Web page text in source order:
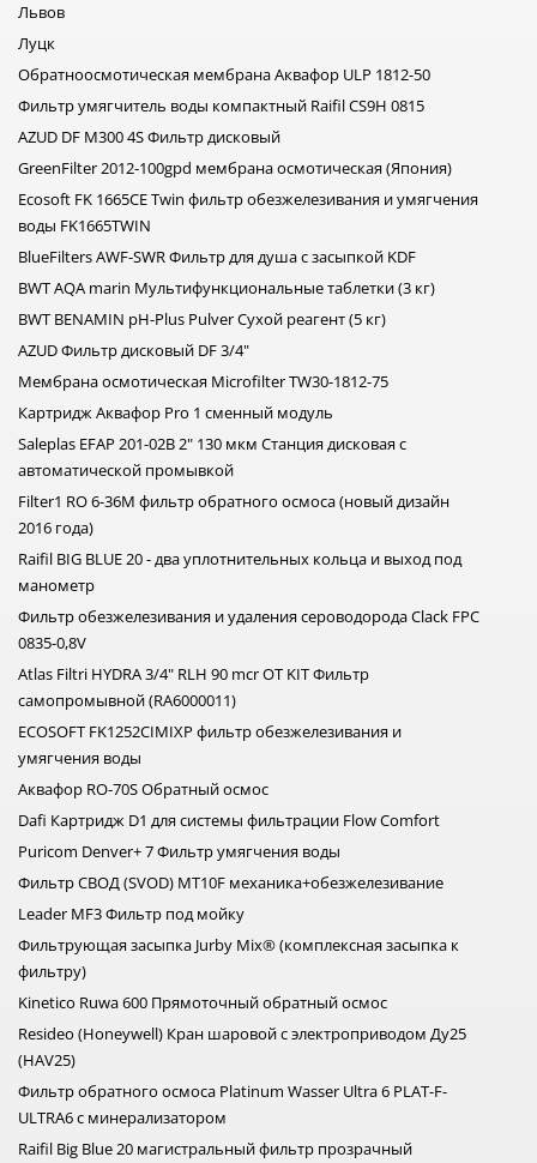
Львов
Луцк
Обратноосмотическая мембрана Аквафор ULP 1812-50
Фильтр умягчитель воды компактный Raifil CS9H 0815
AZUD DF M300 4S Фильтр дисковый
GreenFilter 2012-100gpd мембрана осмотическая (Япония)
Ecosoft FK 1665CE Twin фильтр обезжелезивания и умягчения
воды FK1665TWIN
BlueFilters AWF-SWR Фильтр для душа с засыпкой KDF
BWT AQA marin Мультифункциональные таблетки (3 кг)
BWT BENAMIN pH-Plus Pulver Сухой реагент (5 кг)
AZUD Фильтр дисковый DF 3/4"
Мембрана осмотическая Microfilter TW30-1812-75
Картридж Аквафор Pro 1 сменный модуль
Saleplas EFAP 201-02B 2" 130 мкм Станция дисковая с
автоматической промывкой
Filter1 RO 6-36M фильтр обратного осмоса (новый дизайн
2016 года)
Raifil BIG BLUE 20 - два уплотнительных кольца и выход под
манометр
Фильтр обезжелезивания и удаления сероводорода Clack FPС
0835-0,8V
Atlas Filtri HYDRA 3/4" RLH 90 mcr OT KIT Фильтр
самопромывной (RA6000011)
ECOSOFT FK1252CIMIXP фильтр обезжелезивания и
умягчения воды
Аквафор RO-70S Обратный осмос
Dafi Картридж D1 для системы фильтрации Flow Comfort
Puricom Denver+ 7 Фильтр умягчения воды
Фильтр СВОД (SVOD) MT10F механика+обезжелезивание
Leader MF3 Фильтр под мойку
Фильтрующая засыпка Jurby Mix® (комплексная засыпка к
фильтру)
Kinetico Ruwa 600 Прямоточный обратный осмос
Resideo (Honeywell) Кран шаровой с электроприводом Ду25
(HAV25)
Фильтр обратного осмоса Platinum Wasser Ultra 6 PLAT-F-
ULTRA6 c минерализатором
Raifil Big Blue 20 магистральный фильтр прозрачный